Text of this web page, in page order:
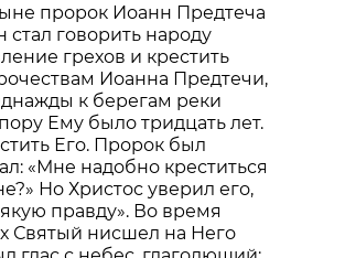
пророк Иоанн Предтеча
говорить народу
грехов и крестить
Иоанна Предтечи,
к берегам реки
Ему было тридцать лет.
Его. Пророк был
«Мне надобно креститься
Но Христос уверил его,
правду». Во время
Святый нисшел на Него